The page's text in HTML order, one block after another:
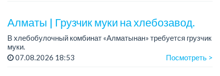
Требования: оп...
Алматы | Грузчик муки на хлебозавод.
В хлебобулочный комбинат «Алматынан» требуется грузчик
муки.
График работы: 5/2, с 09.00 до 18.00.
07.08.2026 18:53 Посмотреть >